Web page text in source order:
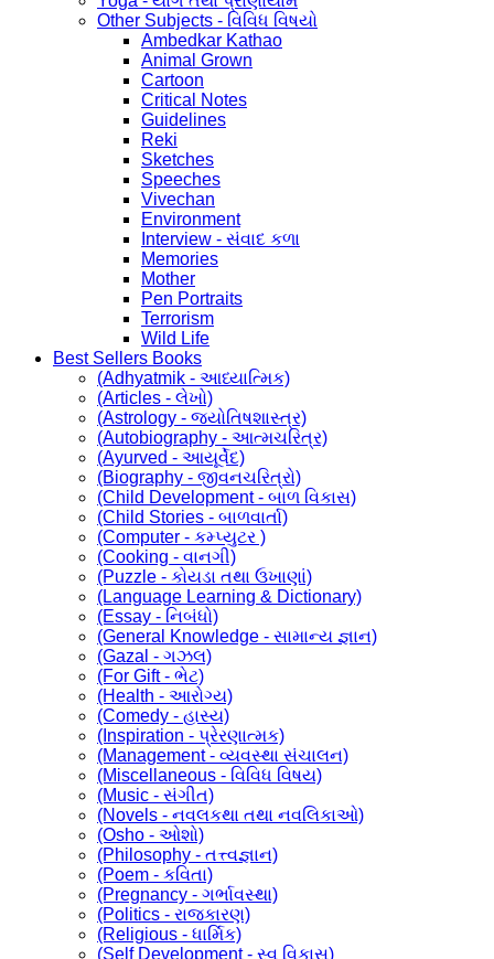
Other Subjects - વિવિધ વિષયો
Ambedkar Kathao
Animal Grown
Cartoon
Critical Notes
Guidelines
Reki
Sketches
Speeches
Vivechan
Environment
Interview - સંવાદ કળા
Memories
Mother
Pen Portraits
Terrorism
Wild Life
Best Sellers Books
(Adhyatmik - આધ્યાત્મિક)
(Articles - લેખો)
(Astrology - જ્યોતિષશાસ્ત્ર)
(Autobiography - આત્મચરિત્ર)
(Ayurved - આયૂર્વેદ)
(Biography - જીવનચરિત્રો)
(Child Development - બાળ વિકાસ)
(Child Stories - બાળવાર્તા)
(Computer - કમ્પ્યુટર )
(Cooking - વાનગી)
(Puzzle - કોયડા તથા ઉખાણાં)
(Language Learning & Dictionary)
(Essay - નિબંધો)
(General Knowledge - સામાન્ય જ્ઞાન)
(Gazal - ગઝલ)
(For Gift - ભેટ)
(Health - આરોગ્ય)
(Comedy - હાસ્ય)
(Inspiration - પ્રેરણાત્મક)
(Management - વ્યવસ્થા સંચાલન)
(Miscellaneous - વિવિધ વિષય)
(Music - સંગીત)
(Novels - નવલકથા તથા નવલિકાઓ)
(Osho - ઓશો)
(Philosophy - તત્ત્વજ્ઞાન)
(Poem - કવિતા)
(Pregnancy - ગર્ભાવસ્થા)
(Politics - રાજકારણ)
(Religious - ધાર્મિક)
(Self Development - સ્વ વિકાસ)